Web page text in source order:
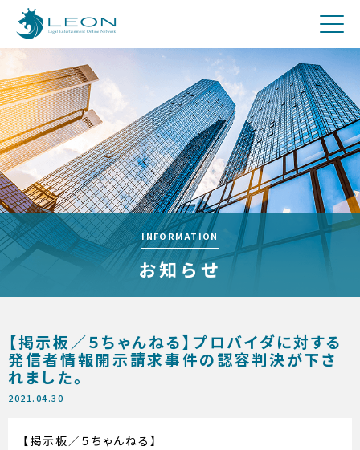
費用について
Q&A
お問合せ
メディア関係者の方へ
採用
INFORMATION
お知らせ
【掲示板／５ちゃんねる】プロバイダに対する
発信者情報開示請求事件の認容判決が下さ
れました。
2021.04.30
【掲示板／５ちゃんねる】